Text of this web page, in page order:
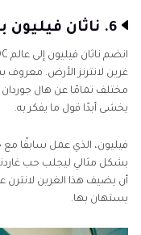
6. ناثان فيليون بدور غاي غاردنر / غرين لانترن
غرين لانترنز الأرض.
مختلف تمامًا عن هال جوردان
يخشى أبدًا قول ما يفكر به.
فيليون، الذي عمل سابقًا
بشكل مثالي ليجلب حب
أن يضيف هذا الغرين لانترن
يستهان بها.